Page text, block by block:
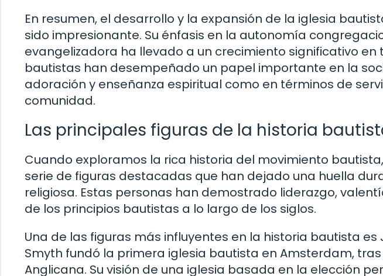
En resumen, el desarrollo y la expansión de la iglesia
sido impresionante. Su énfasis en la autonomía
evangelizadora ha llevado a un crecimiento significativo en
bautistas han desempeñado un papel importante en la
adoración y enseñanza espiritual como en términos de
comunidad.
Las principales figuras de la historia
Cuando exploramos la rica historia del movimiento
serie de figuras destacadas que han dejado una huella
religiosa. Estas personas han demostrado liderazgo,
de los principios bautistas a lo largo de los siglos.
Una de las figuras más influyentes en la historia bautista es
Smyth fundó la primera iglesia bautista en Amsterdam,
Anglicana. Su visión de una iglesia basada en la elección